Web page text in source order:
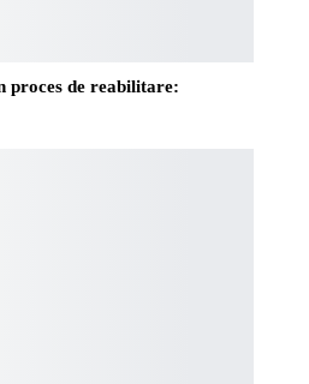
proces de reabilitare: